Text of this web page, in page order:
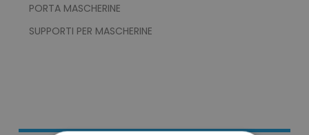
PORTA MASCHERINE
SUPPORTI PER MASCHERINE